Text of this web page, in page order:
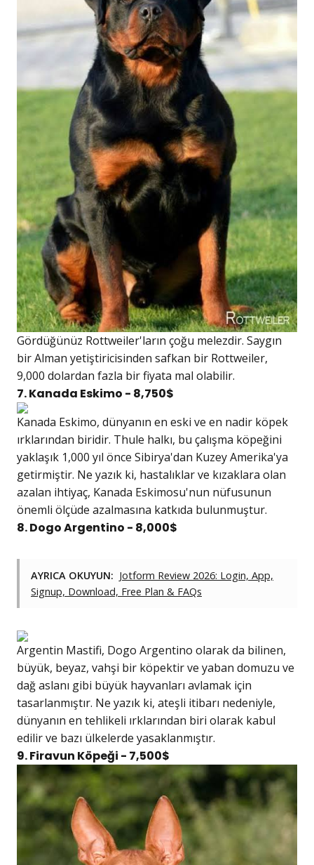
Gördüğünüz Rottweiler'ların çoğu melezdir. Saygın
bir Alman yetiştiricisinden safkan bir Rottweiler,
9,000 dolardan fazla bir fiyata mal olabilir.
7. Kanada Eskimo - 8,750$
Kanada Eskimo, dünyanın en eski ve en nadir köpek
ırklarından biridir. Thule halkı, bu çalışma köpeğini
yaklaşık 1,000 yıl önce Sibirya'dan Kuzey Amerika'ya
getirmiştir. Ne yazık ki, hastalıklar ve kızaklara olan
azalan ihtiyaç, Kanada Eskimosu'nun nüfusunun
önemli ölçüde azalmasına katkıda bulunmuştur.
8. Dogo Argentino - 8,000$
AYRICA OKUYUN: Jotform Review 2026: Login, App,
Signup, Download, Free Plan & FAQs
Argentin Mastifi, Dogo Argentino olarak da bilinen,
büyük, beyaz, vahşi bir köpektir ve yaban domuzu ve
dağ aslanı gibi büyük hayvanları avlamak için
tasarlanmıştır. Ne yazık ki, ateşli itibarı nedeniyle,
dünyanın en tehlikeli ırklarından biri olarak kabul
edilir ve bazı ülkelerde yasaklanmıştır.
9. Firavun Köpeği - 7,500$